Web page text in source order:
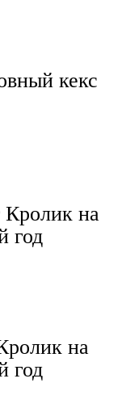
кекс
Кролик на
год
на
год